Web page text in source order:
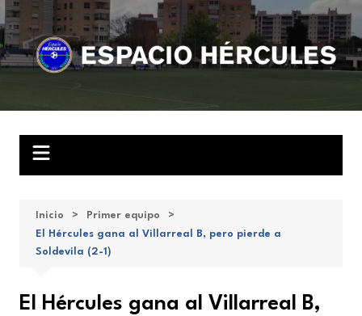
Saltar
al
contenido
Inicio
Primer equipo
El Hércules gana al Villarreal B, pero pierde a
Soldevila (2-1)
El Hércules gana al Villarreal B,